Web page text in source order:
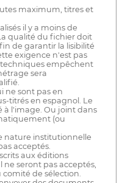
maximum, titres et
il y a moins de
qualité du fichier doit
de garantir la lisibilité
exigence n'est pas
empêchent
sera
ne sont pas en
titrés en espagnol. Le
à l'image. Ou joint dans
(ou
nature institutionnelle
acceptés.
aux éditions
seront pas acceptés,
de sélection.